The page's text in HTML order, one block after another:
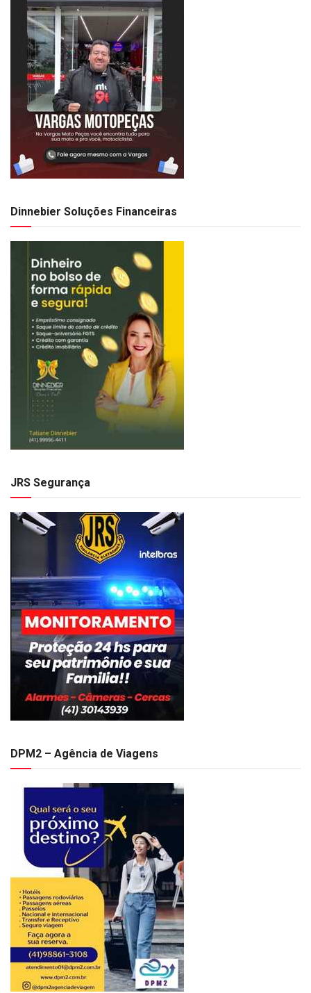
Dinnebier Soluções Financeiras
JRS Segurança
DPM2 – Agência de Viagens